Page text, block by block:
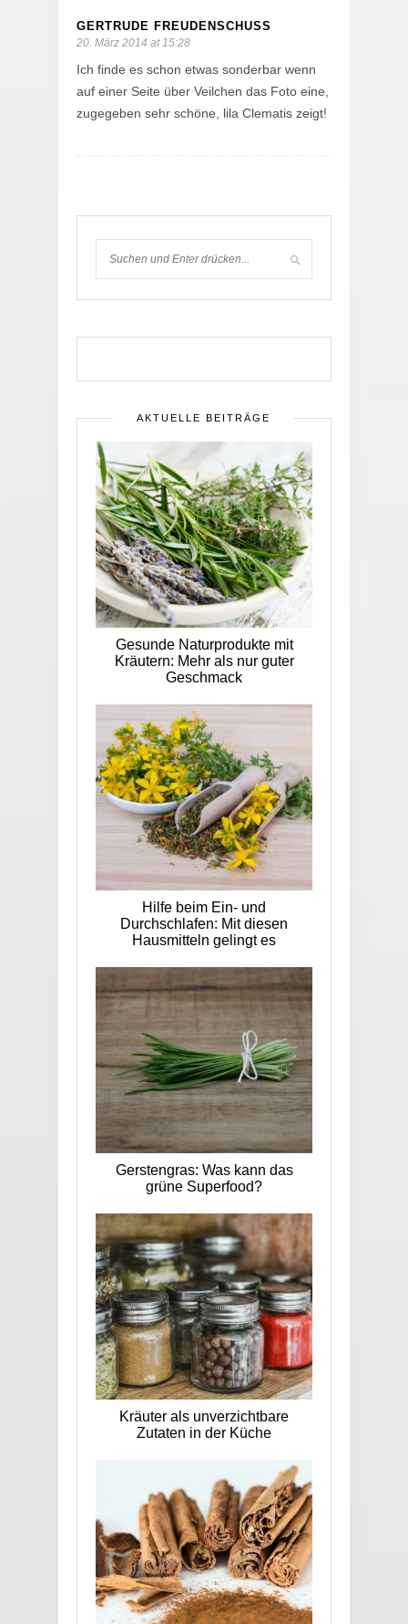
GERTRUDE FREUDENSCHUSS
20. März 2014 at 15:28
Ich finde es schon etwas sonderbar wenn
auf einer Seite über Veilchen das Foto eine,
zugegeben sehr schöne, lila Clematis zeigt!
AKTUELLE BEITRÄGE
Gesunde Naturprodukte mit
Kräutern: Mehr als nur guter
Geschmack
Hilfe beim Ein- und
Durchschlafen: Mit diesen
Hausmitteln gelingt es
Gerstengras: Was kann das
grüne Superfood?
Kräuter als unverzichtbare
Zutaten in der Küche